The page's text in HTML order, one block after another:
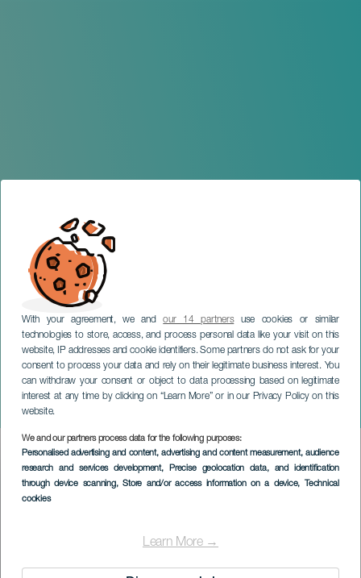
With your agreement, we andour 14 partnersuse cookies or similar
technologies to store, access, and process personal data like your visit on this
website, IP addresses and cookie identifiers. Some partners do not ask for your
consent to process your data and rely on their legitimate business interest. You
can withdraw your consent or object to data processing based on legitimate
interest at any time by clicking on “Learn More” or in our Privacy Policy on this
website.
We and our partners process data for the following purposes:
Personalised advertising and content, advertising and content measurement, audience
research and services development, Precise geolocation data, and identification
through device scanning, Store and/or access information on a device, Technical
cookies
Learn More →
Arxis Ensemble i koncert
TENERIFE
Imagen
Listado